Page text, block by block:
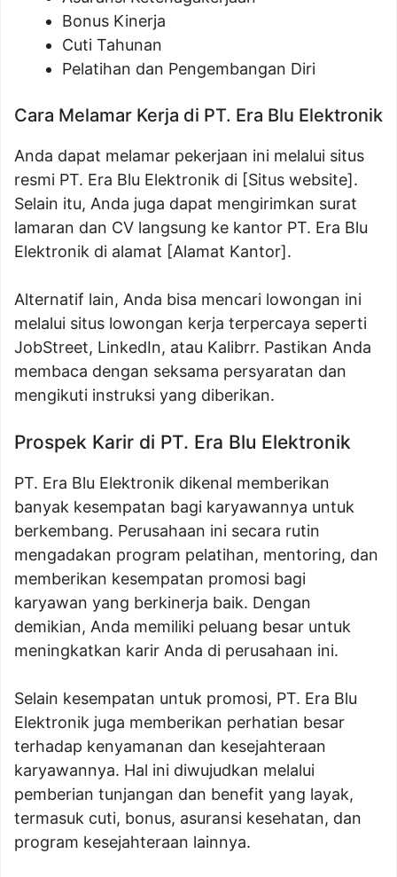
Bonus Kinerja
Cuti Tahunan
Pelatihan dan Pengembangan Diri
Cara Melamar Kerja di PT. Era Blu Elektronik
Anda dapat melamar pekerjaan ini melalui situs
resmi PT. Era Blu Elektronik di [Situs website].
Selain itu, Anda juga dapat mengirimkan surat
lamaran dan CV langsung ke kantor PT. Era Blu
Elektronik di alamat [Alamat Kantor].
Alternatif lain, Anda bisa mencari lowongan ini
melalui situs lowongan kerja terpercaya seperti
JobStreet, LinkedIn, atau Kalibrr. Pastikan Anda
membaca dengan seksama persyaratan dan
mengikuti instruksi yang diberikan.
Prospek Karir di PT. Era Blu Elektronik
PT. Era Blu Elektronik dikenal memberikan
banyak kesempatan bagi karyawannya untuk
berkembang. Perusahaan ini secara rutin
mengadakan program pelatihan, mentoring, dan
memberikan kesempatan promosi bagi
karyawan yang berkinerja baik. Dengan
demikian, Anda memiliki peluang besar untuk
meningkatkan karir Anda di perusahaan ini.
Selain kesempatan untuk promosi, PT. Era Blu
Elektronik juga memberikan perhatian besar
terhadap kenyamanan dan kesejahteraan
karyawannya. Hal ini diwujudkan melalui
pemberian tunjangan dan benefit yang layak,
termasuk cuti, bonus, asuransi kesehatan, dan
program kesejahteraan lainnya.